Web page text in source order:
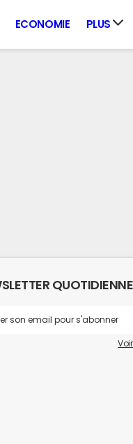
ECONOMIE PLUS
QUOTIDIENNE